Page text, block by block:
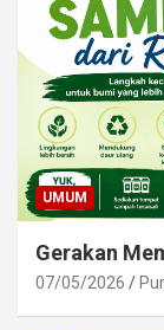
UMUM
Gerakan
07/05/2026